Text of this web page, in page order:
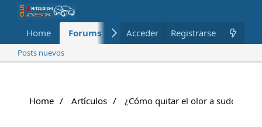
Home Forums Nuevo Miembros
Acceder Registrarse
Posts nuevos
Home Artículos ¿Cómo quitar el olor a sudor de